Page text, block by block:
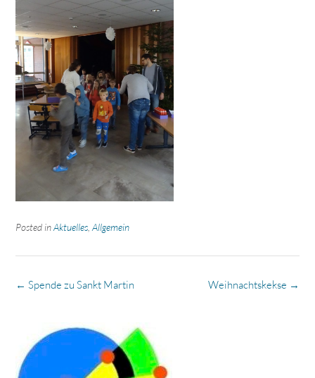
Posted inAktuelles Allgemein
Post
Weihnachtskekse →
← Spende zu Sankt Martin